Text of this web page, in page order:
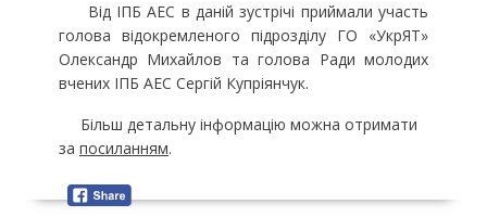
Від ІПБ АЕС в даній зустрічі приймали участь
голова відокремленого підрозділу ГО «УкрЯТ»
Олександр Михайлов та голова Ради молодих
вчених ІПБ АЕС Сергій Купріянчук.
Більш детальну інформацію можна отримати
за посиланням.